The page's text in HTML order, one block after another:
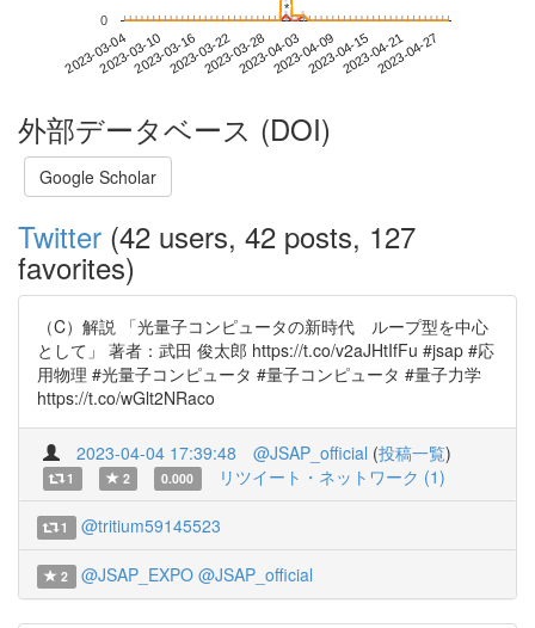
2023-03-042023-03-102023-03-162023-03-222023-03-282023-04-032023-04-092023-04-152023-04-212023-04-27
0
**
外部データベース (DOI)
Google Scholar
Twitter (42 users, 42 posts, 127
favorites)
（C）解説 「光量子コンピュータの新時代 ループ型を中心
として」 著者：武田 俊太郎 https://t.co/v2aJHtIfFu #jsap #応
用物理 #光量子コンピュータ #量子コンピュータ #量子力学
https://t.co/wGlt2NRaco
2023-04-04 17:39:48 @JSAP_official (投稿一覧)
1 2 0.000 リツイート・ネットワーク (1)
1 @tritium59145523
2 @JSAP_EXPO @JSAP_official